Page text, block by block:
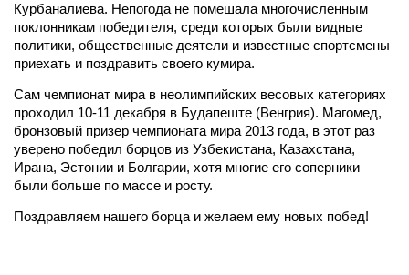
Курбаналиева. Непогода не помешала многочисленным
поклонникам победителя, среди которых были видные
политики, общественные деятели и известные спортсмены
приехать и поздравить своего кумира.
Сам чемпионат мира в неолимпийских весовых категориях
проходил 10-11 декабря в Будапеште (Венгрия). Магомед,
бронзовый призер чемпионата мира 2013 года, в этот раз
уверено победил борцов из Узбекистана, Казахстана,
Ирана, Эстонии и Болгарии, хотя многие его соперники
были больше по массе и росту.
Поздравляем нашего борца и желаем ему новых побед!